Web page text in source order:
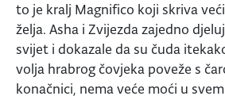
to je kralj Magnifico koji skriva
želja. Asha i Zvijezda zajedno
svijet i dokazale da su čuda
volja hrabrog čovjeka poveže s
konačnici, nema veće moći u